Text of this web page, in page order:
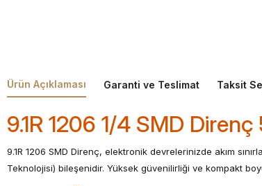
Ürün Açıklaması Garanti ve Teslimat Taksit
9.1R 1206 1/4 SMD
9.1R 1206 SMD Direnç, elektronik devrelerinizde akım
Teknolojisi) bileşenidir. Yüksek güvenilirliği ve kompakt